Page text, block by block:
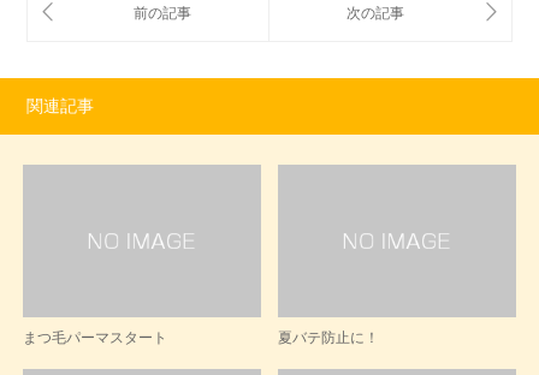
関連記事
まつ毛パーマスタート 夏バテ防止に！